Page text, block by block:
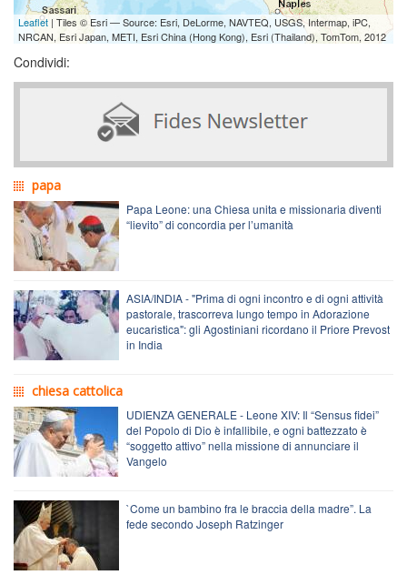
Leaflet | Tiles © Esri — Source: Esri, DeLorme, NAVTEQ, USGS, Intermap, iPC,
NRCAN, Esri Japan, METI, Esri China (Hong Kong), Esri (Thailand), TomTom, 2012
Condividi:
papa
Papa Leone: una Chiesa unita e missionaria diventi
“lievito” di concordia per l’umanità
ASIA/INDIA - "Prima di ogni incontro e di ogni attività
pastorale, trascorreva lungo tempo in Adorazione
eucaristica": gli Agostiniani ricordano il Priore Prevost
in India
chiesa cattolica
UDIENZA GENERALE - Leone XIV: Il “Sensus fidei”
del Popolo di Dio è infallibile, e ogni battezzato è
“soggetto attivo” nella missione di annunciare il
Vangelo
`Come un bambino fra le braccia della madre”. La
fede secondo Joseph Ratzinger